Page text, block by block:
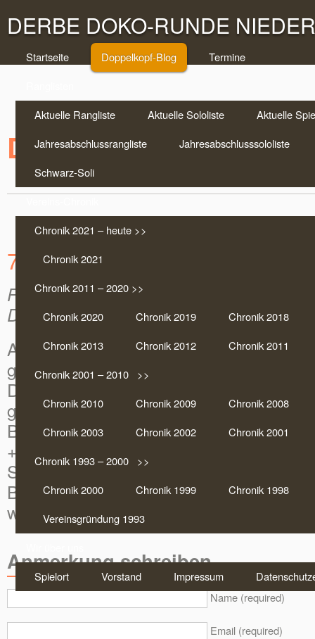
DERBE DOKO-RUNDE
Startseite Doppelkopf-Blog
Termine
Aktuelle Rangliste
Aktuelle Sololiste
Aktuelle
Jahresabschlussrangliste
Jahresabschlusssololiste
Schwarz-Soli
Chronik 2021 – heute >>
Chronik 2021
Chronik 2011 – 2020 >>
Chronik 2020
Chronik 2019
Chronik 2018
Chronik 2013
Chronik 2012
Chronik 2011
Chronik 2001 – 2010 >>
Chronik 2010
Chronik 2009
Chronik 2008
Chronik 2003
Chronik 2002
Chronik 2001
Chronik 1993 – 2000 >>
Chronik 2000
Chronik 1999
Chronik 1998
Vereinsgründung 1993
Spielort
Vorstand Impressum
Doppelkopf Aktuell
7 gewonnene Soli in einer
Frank Brunson Nov. 9, 2016 |
Doppelkopf-Blog|Keine Anmerkungen
Am 08.11.2016 spielte Kiwi in der 2.
gewonnenen Bubensolo als
Danach folgten in der gleichen Runde
gewonnen Lustsolos:
Bubensolo + 12, Bubensolo + 12,
+ 15, Damensolo + 15, Ass-Solo + 9.
Somit erspielte er sich nur mit den
Beendet wurde die Runde mit + 81
wirklich gut ;-).
Anmerkung schreiben
Name (required)
Email (required)